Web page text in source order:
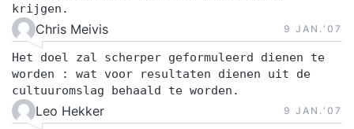
krijgen.
Chris Meivis 9 JAN.‘07
Het doel zal scherper geformuleerd dienen te
worden : wat voor resultaten dienen uit de
cultuuromslag behaald te worden.
Leo Hekker 9 JAN.‘07